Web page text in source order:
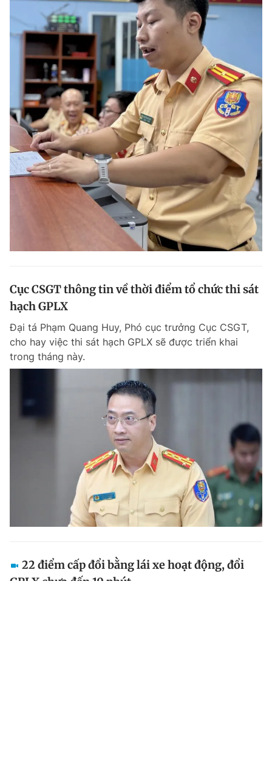
Cục CSGT thông tin về thời điểm tổ chức thi sát
hạch GPLX
Đại tá Phạm Quang Huy, Phó cục trưởng Cục CSGT,
cho hay việc thi sát hạch GPLX sẽ được triển khai
trong tháng này.
22 điểm cấp đổi bằng lái xe hoạt động, đổi
GPLX chưa đến 10 phút